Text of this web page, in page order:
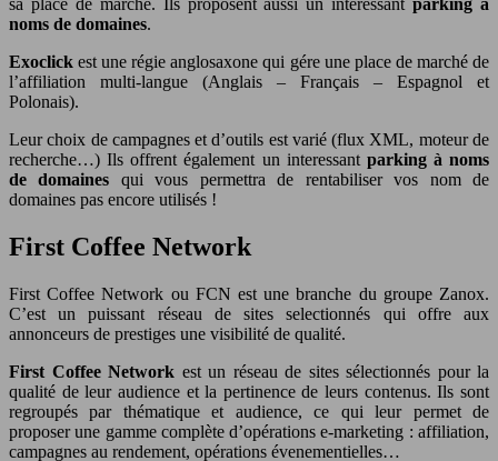
noms de domaines.
Exoclick est une régie anglosaxone qui gére une place de marché de
l’affiliation multi-langue (Anglais – Français – Espagnol et
Polonais).
Leur choix de campagnes et d’outils est varié (flux XML, moteur de
recherche…) Ils offrent également un interessant parking à noms
de domaines qui vous permettra de rentabiliser vos nom de
domaines pas encore utilisés !
First Coffee Network
First Coffee Network ou FCN est une branche du groupe Zanox.
C’est un puissant réseau de sites selectionnés qui offre aux
annonceurs de prestiges une visibilité de qualité.
First Coffee Network est un réseau de sites sélectionnés pour la
qualité de leur audience et la pertinence de leurs contenus. Ils sont
regroupés par thématique et audience, ce qui leur permet de
proposer une gamme complète d’opérations e-marketing : affiliation,
campagnes au rendement, opérations évenementielles…